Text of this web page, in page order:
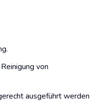
von
ausgeführt werden